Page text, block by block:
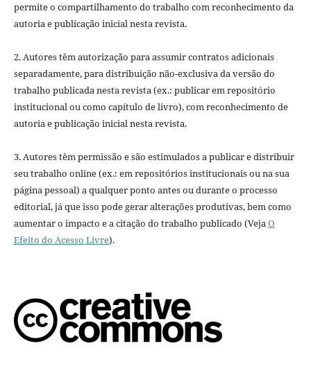
permite o compartilhamento do trabalho com reconhecimento da
autoria e publicação inicial nesta revista.
2. Autores têm autorização para assumir contratos adicionais
separadamente, para distribuição não-exclusiva da versão do
trabalho publicada nesta revista (ex.: publicar em repositório
institucional ou como capítulo de livro), com reconhecimento de
autoria e publicação inicial nesta revista.
3. Autores têm permissão e são estimulados a publicar e distribuir
seu trabalho online (ex.: em repositórios institucionais ou na sua
página pessoal) a qualquer ponto antes ou durante o processo
editorial, já que isso pode gerar alterações produtivas, bem como
aumentar o impacto e a citação do trabalho publicado (VejaO
Efeito do Acesso Livre).